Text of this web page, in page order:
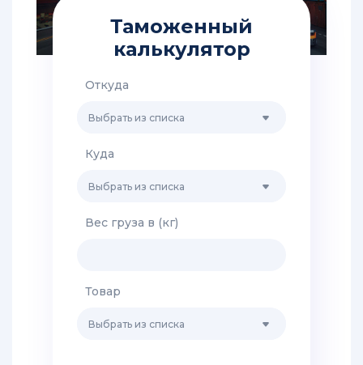
Перевозки
из
Китая
-
Сборные
крупногабаритных
Таможенный
калькулятор
Откуда
Выбрать из списка
Куда
Выбрать из списка
Вес груза в (кг)
Товар
Выбрать из списка